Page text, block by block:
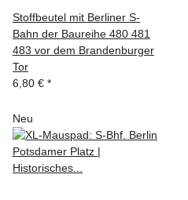
Stoffbeutel mit Berliner S-
Bahn der Baureihe 480 481
483 vor dem Brandenburger
Tor
6,80 € *
Neu